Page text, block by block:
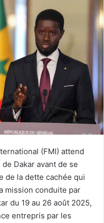
(FMI) attend
Dakar avant de se
de la dette cachée qui
mission conduite par
du 19 au 26 août 2025,
entrepris par les